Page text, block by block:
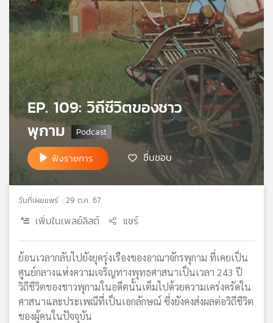
เครือ
วิทยุ
ไทย
บี
เอส
แผนที่
วิทยุ
ข่าย
EP. 109: วิถีชีวิตของชาว
พุกาม
ฟังรายการ ชื่นชอบ
วันที่เผยแพร่ : 29 ต.ค. 67
เพิ่มในเพลย์ลิสต์ แชร์
ย้อนเวลากลับไปยังยุครุ่งเรืองของอาณาจักรพุกาม ที่เคยเป็น
ศูนย์กลางแห่งความเจริญทางพุทธศาสนาเป็นเวลา 243 ปี
วิถีชีวิตของชาวพุกามในอดีตนั้นเต็มไปด้วยความเคร่งครัดใน
ศาสนาและประเพณีที่เป็นเอกลักษณ์ ซึ่งยังคงส่งผลต่อวิถีชีวิต
ของผู้คนในปัจจุบัน